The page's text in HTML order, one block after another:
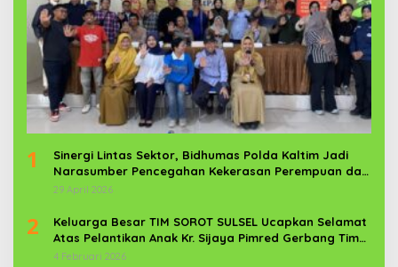
1
Sinergi Lintas Sektor, Bidhumas Polda Kaltim Jadi
Narasumber Pencegahan Kekerasan Perempuan dan
Anak
29 April 2026
2
Keluarga Besar TIM SOROT SULSEL Ucapkan Selamat
Atas Pelantikan Anak Kr. Sijaya Pimred Gerbang Timur
News Com Sebagai Prajurit TNI
4 Februari 2026